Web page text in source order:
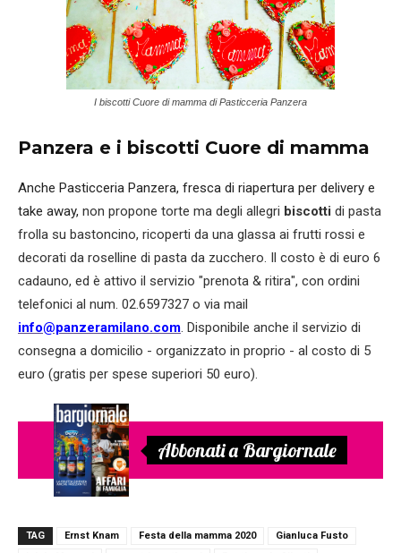
I biscotti Cuore di mamma di Pasticceria Panzera
Panzera e i biscotti Cuore di mamma
Anche Pasticceria Panzera, fresca di riapertura per delivery e
take away, non propone torte ma degli allegri biscotti di pasta
frolla su bastoncino, ricoperti da una glassa ai frutti rossi e
decorati da roselline di pasta da zucchero. Il costo è di euro 6
cadauno, ed è attivo il servizio "prenota & ritira", con ordini
telefonici al num. 02.6597327 o via mail
info@panzeramilano.com. Disponibile anche il servizio di
consegna a domicilio - organizzato in proprio - al costo di 5
euro (gratis per spese superiori 50 euro).
Abbonati a Bargiornale
TAG Ernst Knam Festa della mamma 2020
Gianluca Fusto